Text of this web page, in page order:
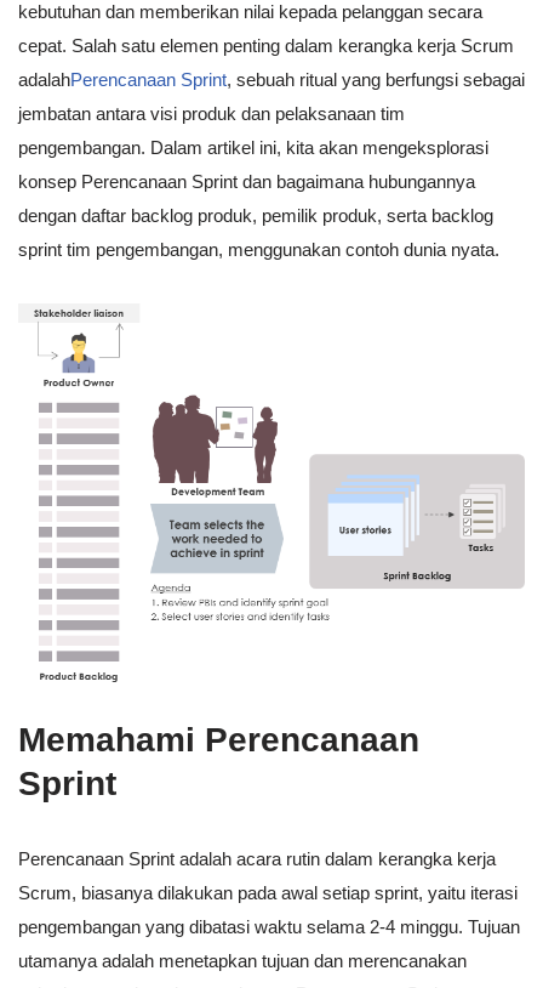
kebutuhan dan memberikan nilai kepada pelanggan secara
cepat. Salah satu elemen penting dalam kerangka kerja Scrum
adalahPerencanaan Sprint, sebuah ritual yang berfungsi sebagai
jembatan antara visi produk dan pelaksanaan tim
pengembangan. Dalam artikel ini, kita akan mengeksplorasi
konsep Perencanaan Sprint dan bagaimana hubungannya
dengan daftar backlog produk, pemilik produk, serta backlog
sprint tim pengembangan, menggunakan contoh dunia nyata.
Memahami Perencanaan
Sprint
Perencanaan Sprint adalah acara rutin dalam kerangka kerja
Scrum, biasanya dilakukan pada awal setiap sprint, yaitu iterasi
pengembangan yang dibatasi waktu selama 2-4 minggu. Tujuan
utamanya adalah menetapkan tujuan dan merencanakan